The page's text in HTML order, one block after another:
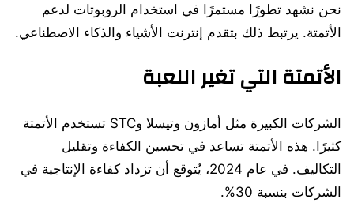
نحن نشهد تطورًا مستمرًا في استخدام الروبوتات لدعم
الأتمتة. يرتبط ذلك بتقدم إنترنت الأشياء والذكاء الاصطناعي.
الأتمتة التي تغير اللعبة
الشركات الكبيرة مثل أمازون وتيسلا وSTC تستخدم الأتمتة
كثيرًا. هذه الأتمتة تساعد في تحسين الكفاءة وتقليل
التكاليف. في عام 2024، يُتوقع أن تزداد كفاءة الإنتاجية في
الشركات بنسبة 30%.